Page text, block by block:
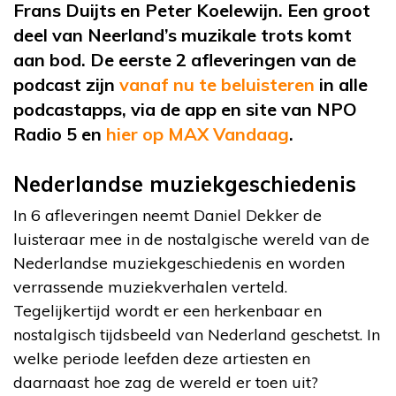
Frans Duijts en Peter Koelewijn. Een groot
deel van Neerland’s muzikale trots komt
aan bod. De eerste 2 afleveringen van de
podcast zijn vanaf nu te beluisteren in alle
podcastapps, via de app en site van NPO
Radio 5 en hier op MAX Vandaag.
Nederlandse muziekgeschiedenis
In 6 afleveringen neemt Daniel Dekker de
luisteraar mee in de nostalgische wereld van de
Nederlandse muziekgeschiedenis en worden
verrassende muziekverhalen verteld.
Tegelijkertijd wordt er een herkenbaar en
nostalgisch tijdsbeeld van Nederland geschetst. In
welke periode leefden deze artiesten en
daarnaast hoe zag de wereld er toen uit?